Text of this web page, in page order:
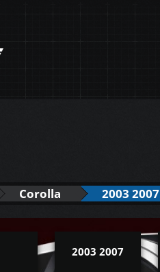
Corolla 2003 2007
2003 2007